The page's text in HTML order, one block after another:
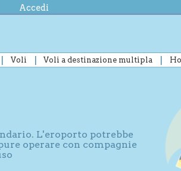
Accedi
Voli Voli a destinazione multipla
L'eroporto potrebbe
operare con compagnie